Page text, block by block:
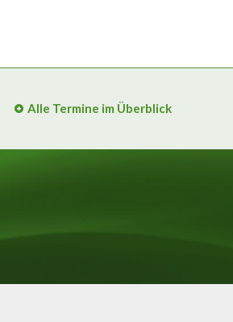
Alle Termine im Überblick